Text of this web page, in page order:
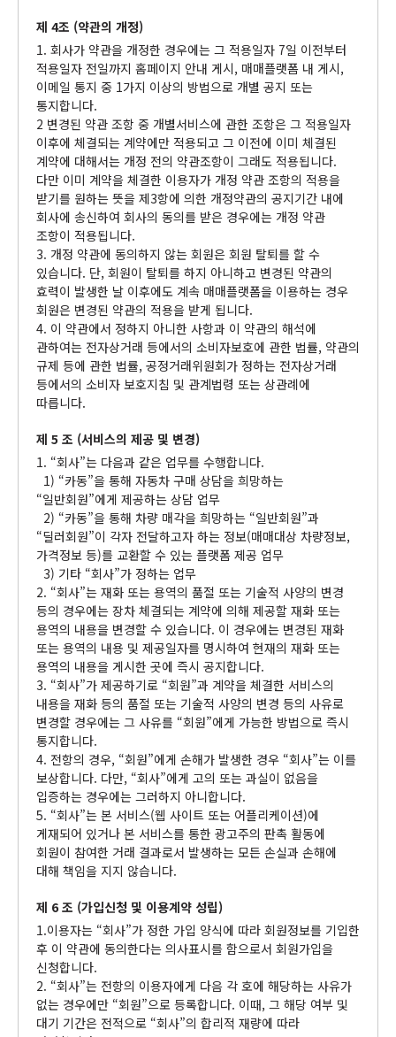
제 4조 (약관의 개정)
1. 회사가 약관을 개정한 경우에는 그 적용일자 7일 이전부터
적용일자 전일까지 홈페이지 안내 게시, 매매플랫폼 내 게시,
이메일 통지 중 1가지 이상의 방법으로 개별 공지 또는
통지합니다.
2 변경된 약관 조항 중 개별서비스에 관한 조항은 그 적용일자
이후에 체결되는 계약에만 적용되고 그 이전에 이미 체결된
계약에 대해서는 개정 전의 약관조항이 그래도 적용됩니다.
다만 이미 계약을 체결한 이용자가 개정 약관 조항의 적용을
받기를 원하는 뜻을 제3항에 의한 개정약관의 공지기간 내에
회사에 송신하여 회사의 동의를 받은 경우에는 개정 약관
조항이 적용됩니다.
3. 개정 약관에 동의하지 않는 회원은 회원 탈퇴를 할 수
있습니다. 단, 회원이 탈퇴를 하지 아니하고 변경된 약관의
효력이 발생한 날 이후에도 계속 매매플랫폼을 이용하는 경우
회원은 변경된 약관의 적용을 받게 됩니다.
4. 이 약관에서 정하지 아니한 사항과 이 약관의 해석에
관하여는 전자상거래 등에서의 소비자보호에 관한 법률, 약관의
규제 등에 관한 법률, 공정거래위원회가 정하는 전자상거래
등에서의 소비자 보호지침 및 관계법령 또는 상관례에
따릅니다.
제 5 조 (서비스의 제공 및 변경)
1. “회사”는 다음과 같은 업무를 수행합니다.
1) “카동”을 통해 자동차 구매 상담을 희망하는
“일반회원”에게 제공하는 상담 업무
2) “카동”을 통해 차량 매각을 희망하는 “일반회원”과
“딜러회원”이 각자 전달하고자 하는 정보(매매대상 차량정보,
가격정보 등)를 교환할 수 있는 플랫폼 제공 업무
3) 기타 “회사”가 정하는 업무
2. “회사”는 재화 또는 용역의 품절 또는 기술적 사양의 변경
등의 경우에는 장차 체결되는 계약에 의해 제공할 재화 또는
용역의 내용을 변경할 수 있습니다. 이 경우에는 변경된 재화
또는 용역의 내용 및 제공일자를 명시하여 현재의 재화 또는
용역의 내용을 게시한 곳에 즉시 공지합니다.
3. “회사”가 제공하기로 “회원”과 계약을 체결한 서비스의
내용을 재화 등의 품절 또는 기술적 사양의 변경 등의 사유로
변경할 경우에는 그 사유를 “회원”에게 가능한 방법으로 즉시
통지합니다.
4. 전항의 경우, “회원”에게 손해가 발생한 경우 “회사”는 이를
보상합니다. 다만, “회사”에게 고의 또는 과실이 없음을
입증하는 경우에는 그러하지 아니합니다.
5. “회사”는 본 서비스(웹 사이트 또는 어플리케이션)에
게재되어 있거나 본 서비스를 통한 광고주의 판촉 활동에
회원이 참여한 거래 결과로서 발생하는 모든 손실과 손해에
대해 책임을 지지 않습니다.
제 6 조 (가입신청 및 이용계약 성립)
1.이용자는 “회사”가 정한 가입 양식에 따라 회원정보를 기입한
후 이 약관에 동의한다는 의사표시를 함으로서 회원가입을
신청합니다.
2. “회사”는 전항의 이용자에게 다음 각 호에 해당하는 사유가
없는 경우에만 “회원”으로 등록합니다. 이때, 그 해당 여부 및
대기 기간은 전적으로 “회사”의 합리적 재량에 따라